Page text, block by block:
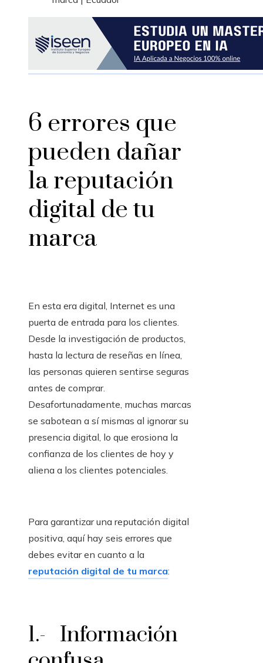
6 errores que
pueden dañar
la reputación
digital de tu
marca
En esta era digital, Internet es una
puerta de entrada para los clientes.
Desde la investigación de productos,
hasta la lectura de reseñas en línea,
las personas quieren sentirse seguras
antes de comprar.
Desafortunadamente, muchas marcas
se sabotean a sí mismas al ignorar su
presencia digital, lo que erosiona la
confianza de los clientes de hoy y
aliena a los clientes potenciales.
Para garantizar una reputación digital
positiva, aquí hay seis errores que
debes evitar en cuanto a la
reputación digital de tu marca:
1.- Información